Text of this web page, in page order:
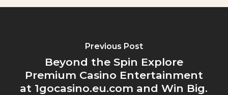
Previous Post
Beyond the Spin Explore
Premium Casino Entertainment
at 1gocasino.eu.com and Win Big.